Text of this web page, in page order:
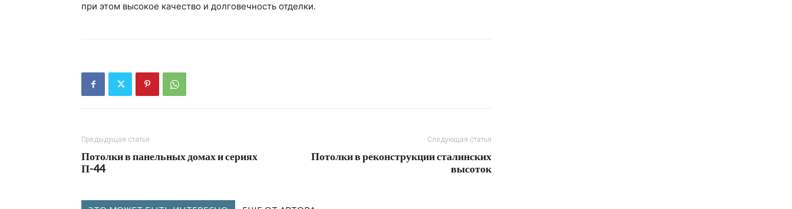
при этом высокое качество и долговечность отделки.
Предыдущая статья
Потолки в панельных домах и сериях
П-44
Следующая статья
Потолки в реконструкции сталинских
высоток